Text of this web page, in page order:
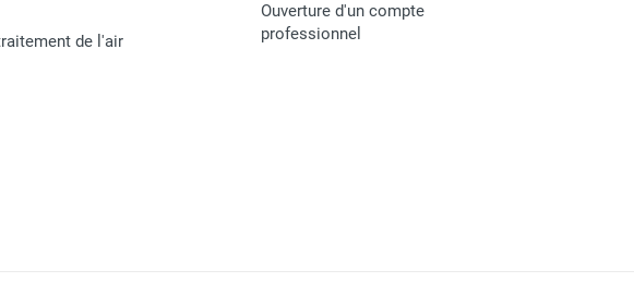
de l'air
Ouverture d'un compte
professionnel